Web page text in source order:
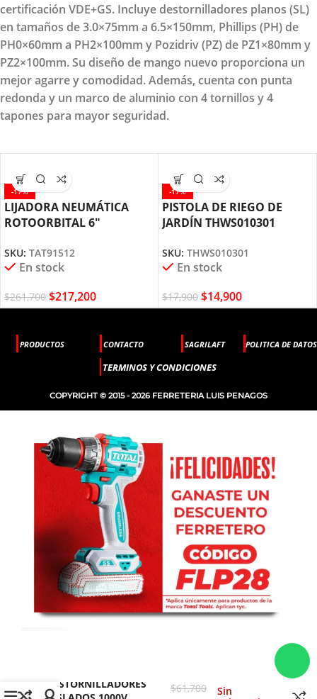
certificación VDE+GS. Incluye destornilladores planos (SL)
en tamaños de 3.0×75mm a 6.5×150mm, Phillips (PH) de
PH0×60mm a PH2×100mm y Pozidriv (PZ) de PZ1×80mm y
PZ2×100mm. Su diseño de mango nuevo proporciona un
mejor agarre y comodidad. Además, cuenta con punta
redonda y un marco de aluminio con 4 tornillos y 4
tapones para mayor seguridad.
-17%
LIJADORA NEUMÁTICA
ROTOORBITAL 6″
SKU: TAT91512
En stock
$261,700 $217,200
-17%
PISTOLA DE RIEGO DE
JARDÍN THWS010301
SKU: THWS010301
En stock
$17,900 $14,900
PRODUCTOS CONTACTO SAGRILAFT POLITICA DE DATOS
TERMINOS Y CONDICIONES
COPYRIGHT © 2015 - 2026 FERRETERIA LUIS PENAGOS
DESTORNILLADORES
$61,700
Sin